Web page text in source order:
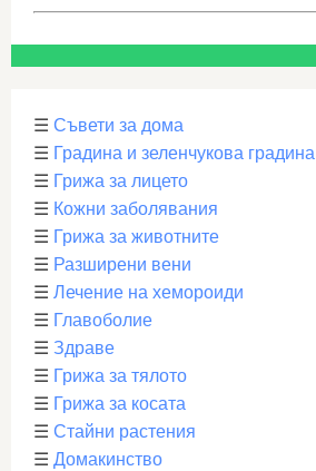
☰ Съвети за дома
☰ Градина и зеленчукова градина
☰ Грижа за лицето
☰ Кожни заболявания
☰ Грижа за животните
☰ Разширени вени
☰ Лечение на хемороиди
☰ Главоболие
☰ Здраве
☰ Грижа за тялото
☰ Грижа за косата
☰ Стайни растения
☰ Домакинство